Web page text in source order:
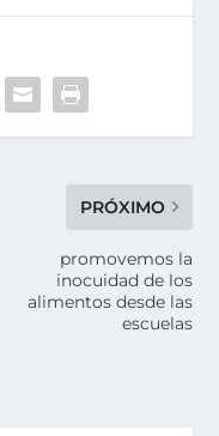
PRÓXIMO
promovemos la
inocuidad de los
alimentos desde las
escuelas